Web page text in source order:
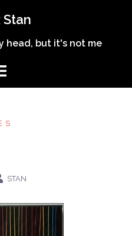
Stan
head, but it's not me
STAN